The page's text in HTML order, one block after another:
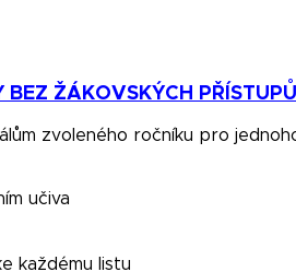
ŽÁKOVSKÝCH
zvoleného ročníku pro
učiva
každému listu